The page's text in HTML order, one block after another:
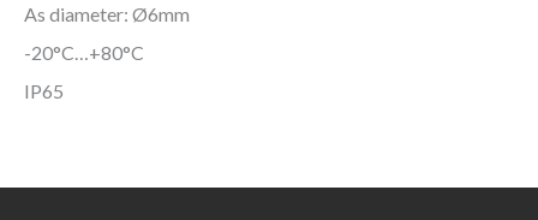
As diameter: Ø6mm
-20°C…+80°C
IP65